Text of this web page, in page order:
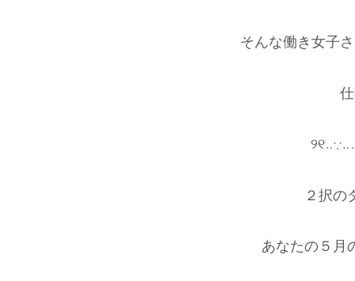
そんな働き女子
２択の
あなたの５月